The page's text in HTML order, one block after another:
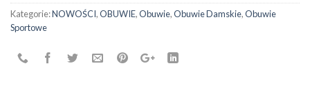
Kategorie:NOWOŚCI,OBUWIE,Obuwie,Obuwie Damskie,Obuwie
Sportowe